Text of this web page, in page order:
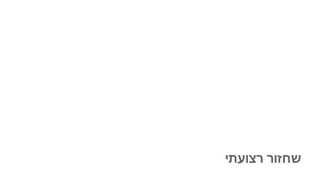
שחזור רצועתי